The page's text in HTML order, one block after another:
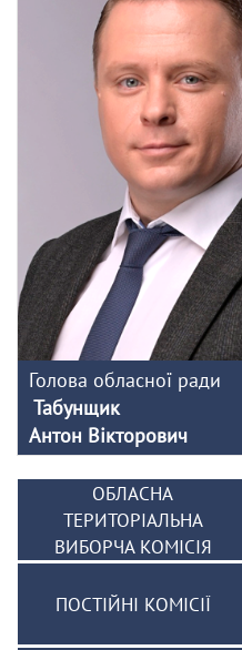
Голова обласної ради
Табунщик
Антон Вікторович
ОБЛАСНА
ТЕРИТОРІАЛЬНА
ВИБОРЧА КОМІСІЯ
ПОСТІЙНІ КОМІСІЇ